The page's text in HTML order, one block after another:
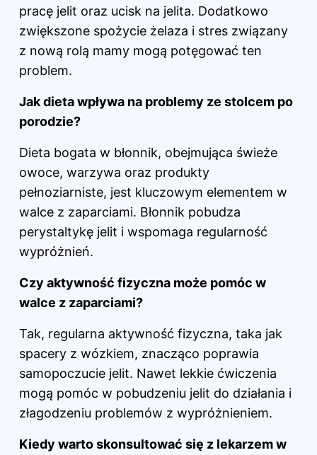
pracę jelit oraz ucisk na jelita. Dodatkowo
zwiększone spożycie żelaza i stres związany
z nową rolą mamy mogą potęgować ten
problem.
Jak dieta wpływa na problemy ze stolcem po
porodzie?
Dieta bogata w błonnik, obejmująca świeże
owoce, warzywa oraz produkty
pełnoziarniste, jest kluczowym elementem w
walce z zaparciami. Błonnik pobudza
perystaltykę jelit i wspomaga regularność
wypróżnień.
Czy aktywność fizyczna może pomóc w
walce z zaparciami?
Tak, regularna aktywność fizyczna, taka jak
spacery z wózkiem, znacząco poprawia
samopoczucie jelit. Nawet lekkie ćwiczenia
mogą pomóc w pobudzeniu jelit do działania i
złagodzeniu problemów z wypróżnieniem.
Kiedy warto skonsultować się z lekarzem w